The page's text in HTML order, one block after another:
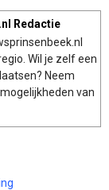
Redactie
Wil je zelf een
Neem
van